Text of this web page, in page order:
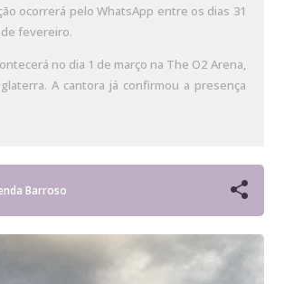
ocorrerá pelo WhatsApp entre os dias 31
fevereiro.
no dia 1 de março na The O2 Arena,
A cantora já confirmou a presença
Barroso